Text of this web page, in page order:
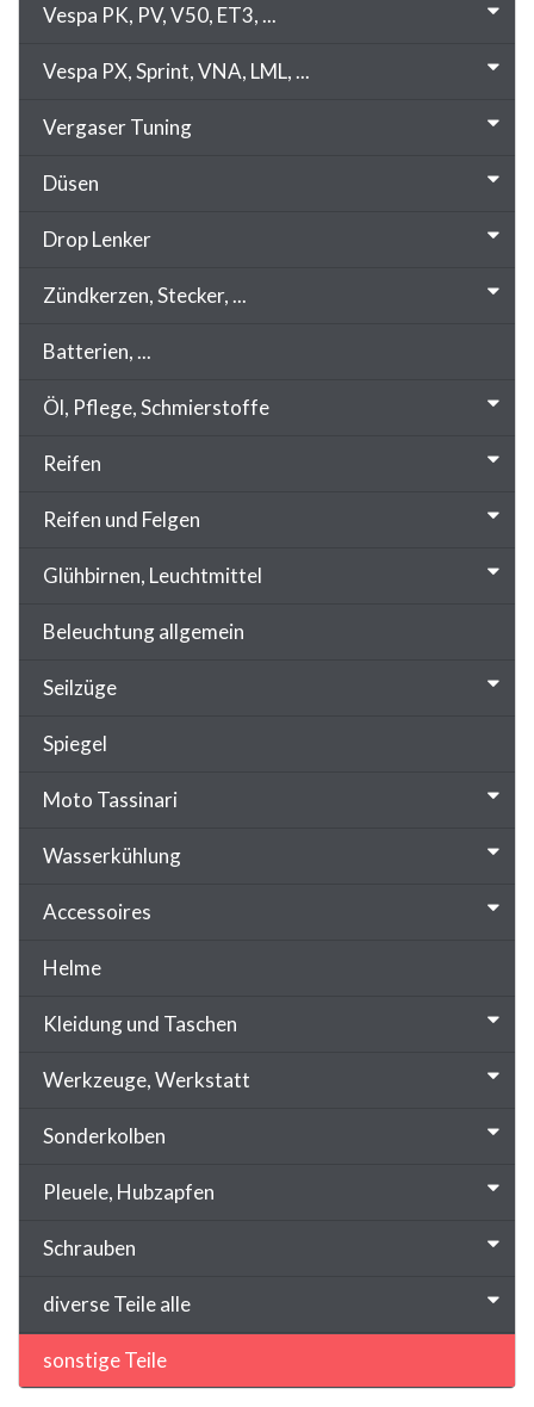
Vespa PK, PV, V50, ET3, ...
Vespa PX, Sprint, VNA, LML, ...
Vergaser Tuning
Düsen
Drop Lenker
Zündkerzen, Stecker, ...
Batterien, ...
Öl, Pflege, Schmierstoffe
Reifen
Reifen und Felgen
Glühbirnen, Leuchtmittel
Beleuchtung allgemein
Seilzüge
Spiegel
Moto Tassinari
Wasserkühlung
Accessoires
Helme
Kleidung und Taschen
Werkzeuge, Werkstatt
Sonderkolben
Pleuele, Hubzapfen
Schrauben
diverse Teile alle
sonstige Teile